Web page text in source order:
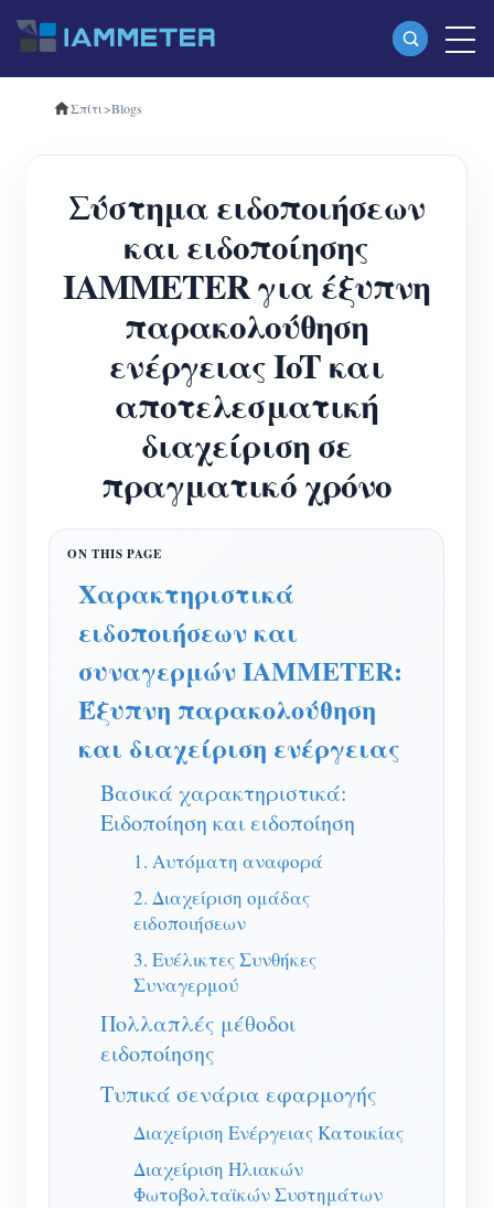
Προϊόντα
(WEM3080)
Τριφασικός μετρητής ενέργειας Wi-Fi
(WEM3080T)
Τριφασικός μετρητής ενέργειας Wi-Fi
(WEM3046T)
Τριφασικός μετρητής ενέργειας Wi-Fi
(WEM3050T)
Ελεγκτής ισχύος WiFi
IAMMETER Cloud Pro
Υπηρεσία αυτο-φιλοξενίας
Φορτιστής EV
IAMMETER Simulator
Εικονικός μετρητής
Σύστημα Πρόβλεψης και Προσομοίωσης
Ενέργειας
Εφαρμογές
Επιτηρητής ενέργειας ηλιακού φωτοβολταϊκού
συστήματος
Παρακολούθηση Χρήσης Ηλεκτρικής Ενέργειας
Σύστημα ελέγχου Φ/Β θερμαντήρα
Οικιακός αυτοματισμός
Ενεργειακή Παρακολούθηση Εργοστασίων
Κατάστημα
Πόροι
Γρήγορη εκκίνηση προϊόντος
Εγγραφο
Εκπαιδευτικό βίντεο
FAQ
Νέα
Blogs
Κοινότητα
Προγραμματιστής
Εξερευνώ
Πρόγραμμα επιβράβευσης
Σπίτι>Blogs
Σύστημα ειδοποιήσεων
και ειδοποίησης
IAMMETER για έξυπνη
παρακολούθηση
ενέργειας IoT και
αποτελεσματική
διαχείριση σε
πραγματικό χρόνο
Χαρακτηριστικά
ειδοποιήσεων και
συναγερμών IAMMETER:
Έξυπνη παρακολούθηση
και διαχείριση ενέργειας
Βασικά χαρακτηριστικά:
Ειδοποίηση και ειδοποίηση
1. Αυτόματη αναφορά
2. Διαχείριση ομάδας
ειδοποιήσεων
3. Ευέλικτες Συνθήκες
Συναγερμού
Πολλαπλές μέθοδοι
ειδοποίησης
Τυπικά σενάρια εφαρμογής
Διαχείριση Ενέργειας Κατοικίας
Διαχείριση Ηλιακών
Φωτοβολταϊκών Συστημάτων